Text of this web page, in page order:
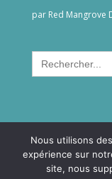
par Red Mangrove
Search
for:
Nous utilisons
expérience sur
site, nous